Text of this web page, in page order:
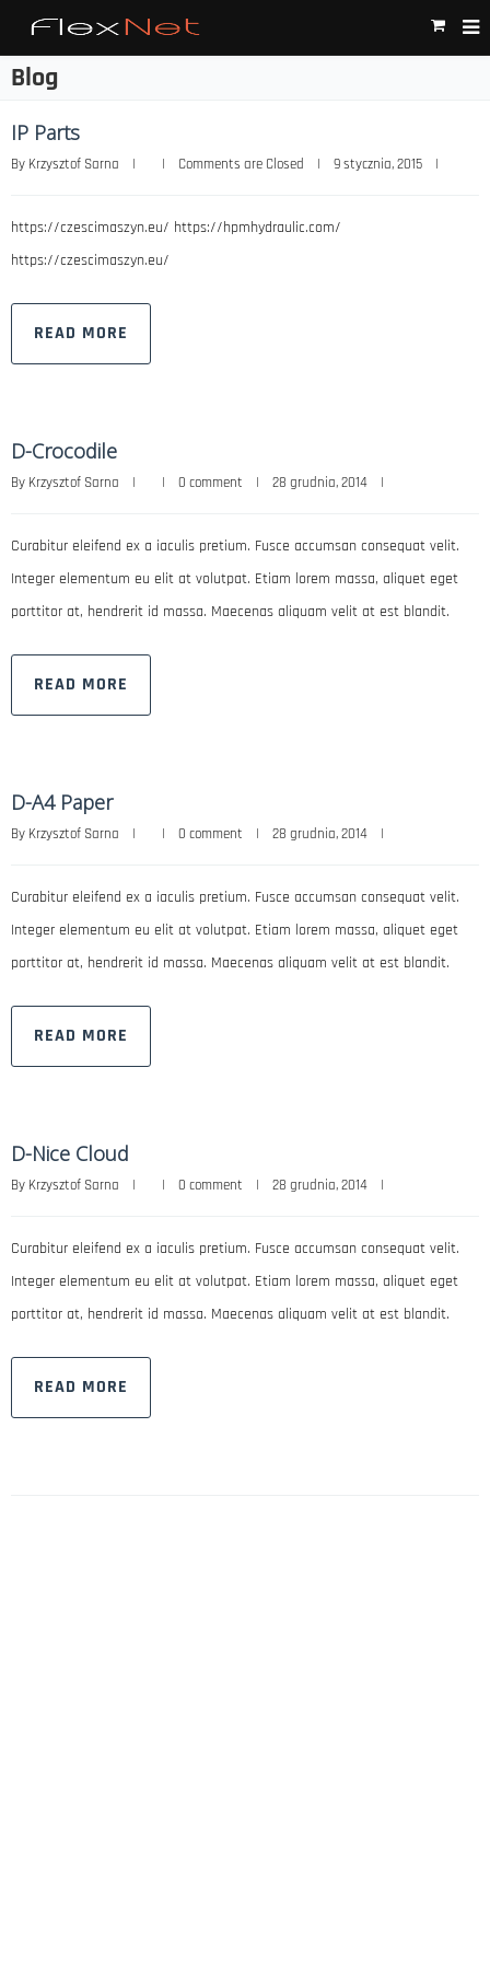
Blog
IP Parts
By Krzysztof Sarna | | Comments are Closed | 9 stycznia, 2015 |
https://czescimaszyn.eu/ https://hpmhydraulic.com/
https://czescimaszyn.eu/
READ MORE
D-Crocodile
By Krzysztof Sarna | | 0 comment | 28 grudnia, 2014 |
Curabitur eleifend ex a iaculis pretium. Fusce accumsan consequat velit.
Integer elementum eu elit at volutpat. Etiam lorem massa, aliquet eget
porttitor at, hendrerit id massa. Maecenas aliquam velit at est blandit.
READ MORE
D-A4 Paper
By Krzysztof Sarna | | 0 comment | 28 grudnia, 2014 |
Curabitur eleifend ex a iaculis pretium. Fusce accumsan consequat velit.
Integer elementum eu elit at volutpat. Etiam lorem massa, aliquet eget
porttitor at, hendrerit id massa. Maecenas aliquam velit at est blandit.
READ MORE
D-Nice Cloud
By Krzysztof Sarna | | 0 comment | 28 grudnia, 2014 |
Curabitur eleifend ex a iaculis pretium. Fusce accumsan consequat velit.
Integer elementum eu elit at volutpat. Etiam lorem massa, aliquet eget
porttitor at, hendrerit id massa. Maecenas aliquam velit at est blandit.
READ MORE